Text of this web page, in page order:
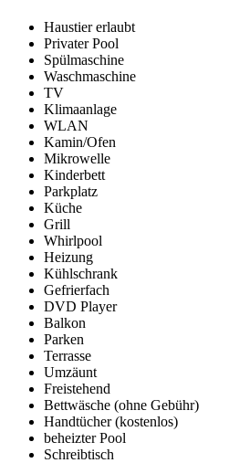
Haustier erlaubt
Privater Pool
Spülmaschine
Waschmaschine
TV
Klimaanlage
WLAN
Kamin/Ofen
Mikrowelle
Kinderbett
Parkplatz
Küche
Grill
Whirlpool
Heizung
Kühlschrank
Gefrierfach
DVD Player
Balkon
Parken
Terrasse
Umzäunt
Freistehend
Bettwäsche (ohne Gebühr)
Handtücher (kostenlos)
beheizter Pool
Schreibtisch